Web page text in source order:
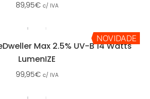
89,95€ c/ IVA
NOVIDADE
Max 2.5% UV-B 14 Watts
LumenIZE
99,95€ c/ IVA